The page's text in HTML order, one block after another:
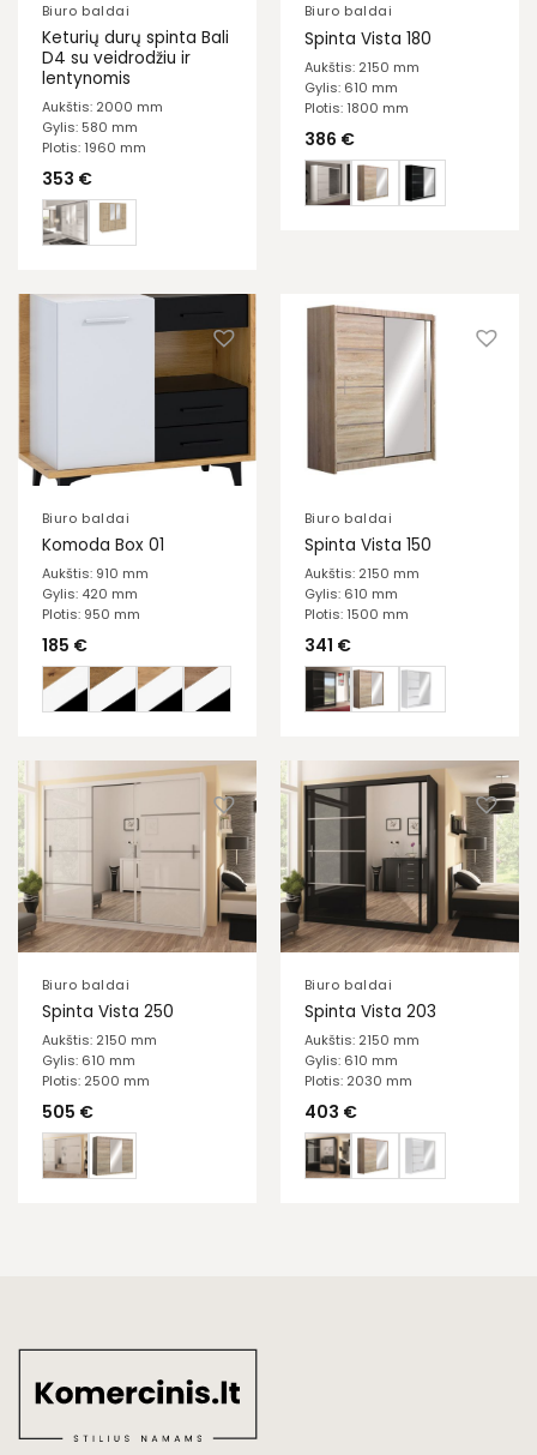
Biuro baldai
Keturių durų spinta Bali
D4 su veidrodžiu ir
lentynomis
Aukštis: 2000 mm
Gylis: 580 mm
Plotis: 1960 mm
353 €
Biuro baldai
Spinta Vista 180
Aukštis: 2150 mm
Gylis: 610 mm
Plotis: 1800 mm
386 €
Biuro baldai
Komoda Box 01
Aukštis: 910 mm
Gylis: 420 mm
Plotis: 950 mm
185 €
Biuro baldai
Spinta Vista 150
Aukštis: 2150 mm
Gylis: 610 mm
Plotis: 1500 mm
341 €
Biuro baldai
Spinta Vista 250
Aukštis: 2150 mm
Gylis: 610 mm
Plotis: 2500 mm
505 €
Biuro baldai
Spinta Vista 203
Aukštis: 2150 mm
Gylis: 610 mm
Plotis: 2030 mm
403 €